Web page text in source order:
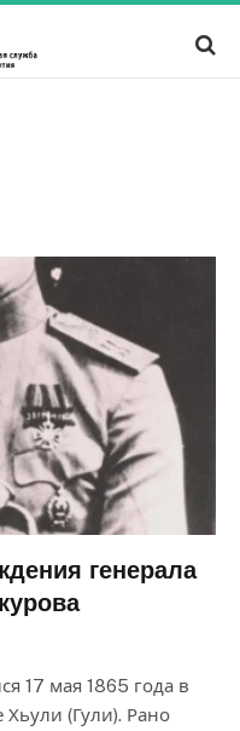
генерала
17 мая 1865 года в
(Гули). Рано